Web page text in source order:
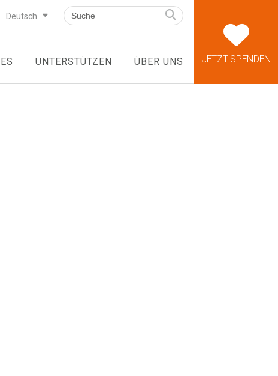
JETZT SPENDEN
Deutsch
UNTERSTÜTZEN ÜBER UNS